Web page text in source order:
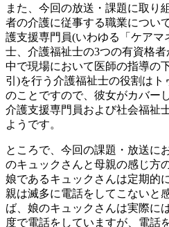
また、今回の放送・課題に取り
者の介護に従事する職業につい
護支援専門員(いわゆる「ケアマ
士、介護福祉士の3つの有資格
中で現場において医師の指導の
引)を行う介護福祉士の役割はト
のことですので、彼女がカバー
介護支援専門員および社会福祉
ようです。
ところで、今回の課題・放送に
のキュックさんと母親の感じ方
娘であるキュックさんは定期的
親は滅多に電話をしてこないと
ば、娘のキュックさんは実際に
度で電話をしていますが、電話